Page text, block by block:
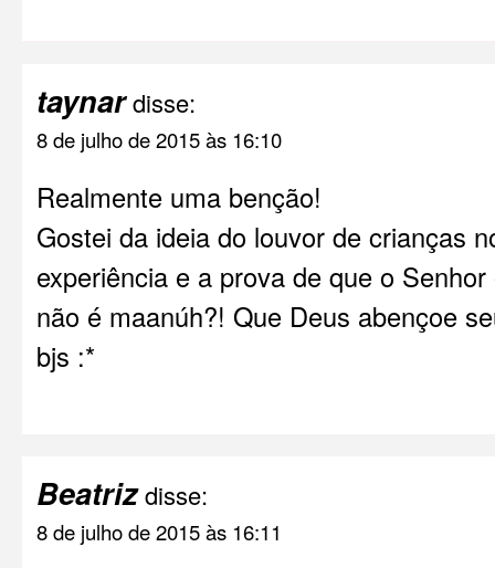
taynardisse:
8 de julho de 2015 às 16:10
Realmente uma benção!
Gostei da ideia do louvor de crianças
experiência e a prova de que o
não é maanúh?! Que Deus abençoe
bjs :*
Beatrizdisse:
8 de julho de 2015 às 16:11